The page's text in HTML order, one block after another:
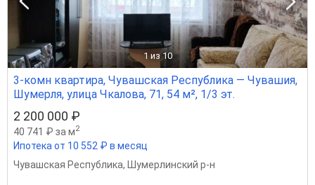
1 из 10
3-комн квартира, Чувашская Республика — Чувашия,
Шумерля, улица Чкалова, 71, 54 м², 1/3 эт.
2 200 000 ₽
40 741 ₽ за м2
Ипотека от 10 552 ₽ в месяц
Чувашская Республика, Шумерлинский р-н